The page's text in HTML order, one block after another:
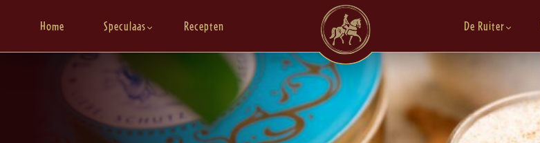
Home Speculaas Recepten De Ruiter